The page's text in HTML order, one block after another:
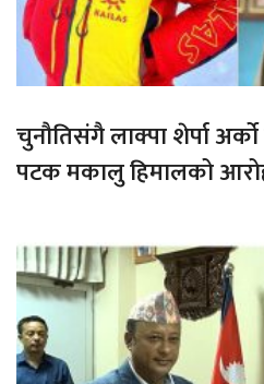
चुनौतिसंगै लाक्पा शेर्पा अर्को
पटक मकालु हिमालको